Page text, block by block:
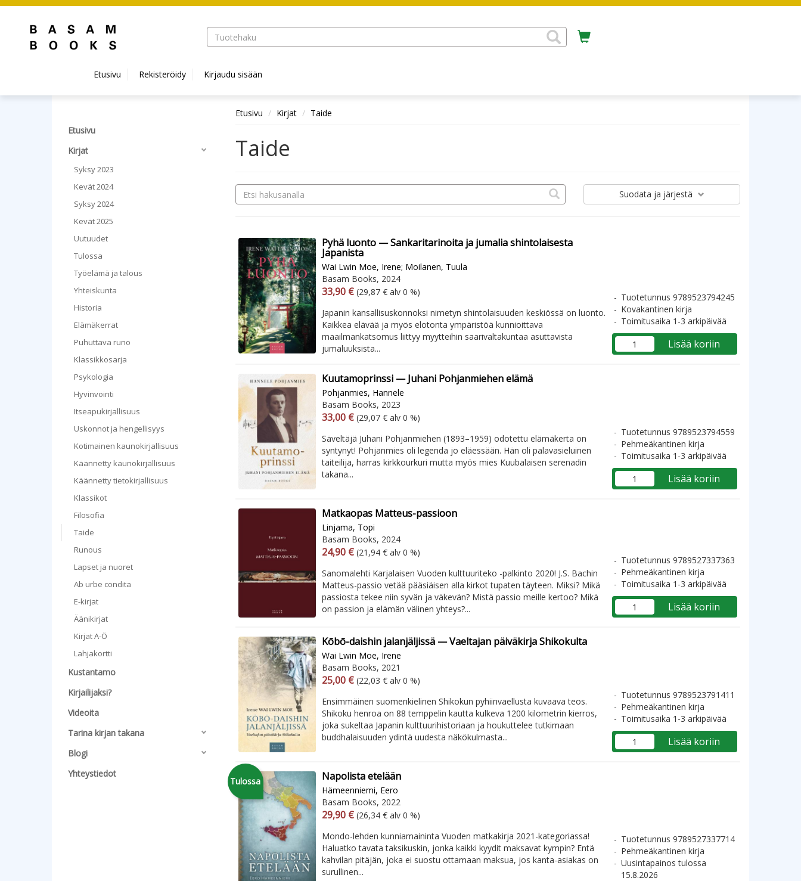
Hyppää pääsisältöön
Etusivu Rekisteröidy Kirjaudu sisään
Etusivu
Kirjat
Syksy 2023
Kevät 2024
Syksy 2024
Kevät 2025
Uutuudet
Tulossa
Työelämä ja talous
Yhteiskunta
Historia
Elämäkerrat
Puhuttava runo
Klassikkosarja
Psykologia
Hyvinvointi
Itseapukirjallisuus
Uskonnot ja hengellisyys
Kotimainen kaunokirjallisuus
Käännetty kaunokirjallisuus
Käännetty tietokirjallisuus
Klassikot
Filosofia
Taide
Runous
Lapset ja nuoret
Ab urbe condita
E-kirjat
Äänikirjat
Kirjat A-Ö
Lahjakortti
Kustantamo
Kirjailijaksi?
Videoita
Tarina kirjan takana
Blogi
Yhteystiedot
Etusivu Kirjat Taide
Taide
Suodata ja järjestä
Pyhä luonto — Sankaritarinoita ja jumalia shintolaisesta
Japanista
Wai Lwin Moe, Irene; Moilanen, Tuula
Basam Books, 2024
Arvonlisäverollinen hinta
33,90 € Arvonlisäveroton hinta
(29,87 € alv 0 %)
Japanin kansallisuskonnoksi nimetyn shintolaisuuden keskiössä on luonto.
Kaikkea elävää ja myös elotonta ympäristöä kunnioittava
maailmankatsomus liittyy myytteihin saarivaltakuntaa asuttavista
jumaluuksista...
Tuotetunnus 9789523794245
Kovakantinen kirja
Toimitusaika 1-3 arkipäivää
Lisää koriin
Kuutamoprinssi — Juhani Pohjanmiehen elämä
Pohjanmies, Hannele
Basam Books, 2023
Arvonlisäverollinen hinta
33,00 € Arvonlisäveroton hinta
(29,07 € alv 0 %)
Säveltäjä Juhani Pohjanmiehen (1893–1959) odotettu elämäkerta on
syntynyt! Pohjanmies oli legenda jo eläessään. Hän oli palavasieluinen
taiteilija, harras kirkkourkuri mutta myös mies Kuubalaisen serenadin
takana...
Tuotetunnus 9789523794559
Pehmeäkantinen kirja
Toimitusaika 1-3 arkipäivää
Lisää koriin
Matkaopas Matteus-passioon
Linjama, Topi
Basam Books, 2024
Arvonlisäverollinen hinta
24,90 € Arvonlisäveroton hinta
(21,94 € alv 0 %)
Sanomalehti Karjalaisen Vuoden kulttuuriteko -palkinto 2020! J.S. Bachin
Matteus-passio vetää pääsiäisen alla kirkot tupaten täyteen. Miksi? Mikä
passiosta tekee niin syvän ja väkevän? Mistä passio meille kertoo? Mikä
on passion ja elämän välinen yhteys?...
Tuotetunnus 9789527337363
Pehmeäkantinen kirja
Toimitusaika 1-3 arkipäivää
Lisää koriin
Kōbō-daishin jalanjäljissä — Vaeltajan päiväkirja Shikokulta
Wai Lwin Moe, Irene
Basam Books, 2021
Arvonlisäverollinen hinta
25,00 € Arvonlisäveroton hinta
(22,03 € alv 0 %)
Ensimmäinen suomenkielinen Shikokun pyhiinvaellusta kuvaava teos.
Shikoku henroa on 88 temppelin kautta kulkeva 1200 kilometrin kierros,
joka sukeltaa Japanin kulttuurihistoriaan ja houkuttelee tutkimaan
buddhalaisuuden ydintä uudesta näkökulmasta...
Tuotetunnus 9789523791411
Pehmeäkantinen kirja
Toimitusaika 1-3 arkipäivää
Lisää koriin
Tulossa Napolista etelään
Hämeenniemi, Eero
Basam Books, 2022
Arvonlisäverollinen hinta
29,90 € Arvonlisäveroton hinta
(26,34 € alv 0 %)
Mondo-lehden kunniamaininta Vuoden matkakirja 2021-kategoriassa!
Haluatko tavata taksikuskin, jonka kaikki kyydit maksavat kympin? Entä
kahvilan pitäjän, joka ei suostu ottamaan maksua, jos kanta-asiakas on
surullinen...
Tuotetunnus 9789527337714
Pehmeäkantinen kirja
Uusintapainos tulossa
15.8.2026